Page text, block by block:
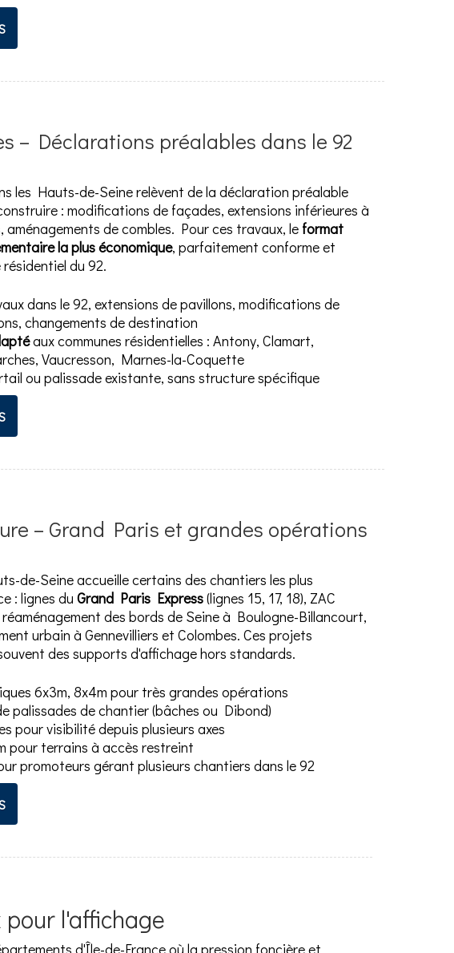
– Déclarations préalables dans le 92
les Hauts-de-Seine relèvent de la déclaration préalable
: modifications de façades, extensions inférieures à
aménagements de combles. Pour ces travaux, le format
la plus économique, parfaitement conforme et
du 92.
dans le 92, extensions de pavillons, modifications de
changements de destination
aux communes résidentielles : Antony, Clamart,
Vaucresson, Marnes-la-Coquette
ou palissade existante, sans structure spécifique
– Grand Paris et grandes opérations
de-Seine accueille certains des chantiers les plus
: lignes du Grand Paris Express(lignes 15, 17, 18), ZAC
des bords de Seine à Boulogne-Billancourt,
urbain à Gennevilliers et Colombes. Ces projets
des supports d'affichage hors standards.
6x3m, 8x4m pour très grandes opérations
palissades de chantier (bâches ou Dibond)
pour visibilité depuis plusieurs axes
pour terrains à accès restreint
promoteurs gérant plusieurs chantiers dans le 92
l'affichage
d'Île-de-France où la pression foncière et